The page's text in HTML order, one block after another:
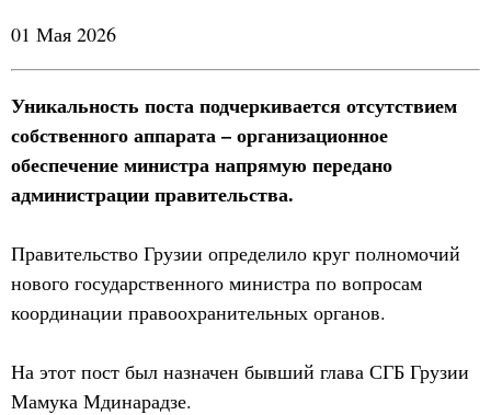
01 Мая 2026
Уникальность поста подчеркивается отсутствием
собственного аппарата – организационное
обеспечение министра напрямую передано
администрации правительства.
Правительство Грузии определило круг полномочий
нового государственного министра по вопросам
координации правоохранительных органов.
На этот пост был назначен бывший глава СГБ Грузии
Мамука Мдинарадзе.